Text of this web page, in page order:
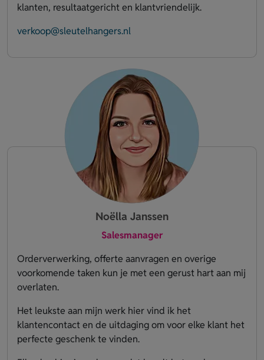
klanten, resultaatgericht en klantvriendelijk.
verkoop@sleutelhangers.nl
Noëlla Janssen
Salesmanager
Orderverwerking, offerte aanvragen en overige
voorkomende taken kun je met een gerust hart aan mij
overlaten.
Het leukste aan mijn werk hier vind ik het
klantencontact en de uitdaging om voor elke klant het
perfecte geschenk te vinden.